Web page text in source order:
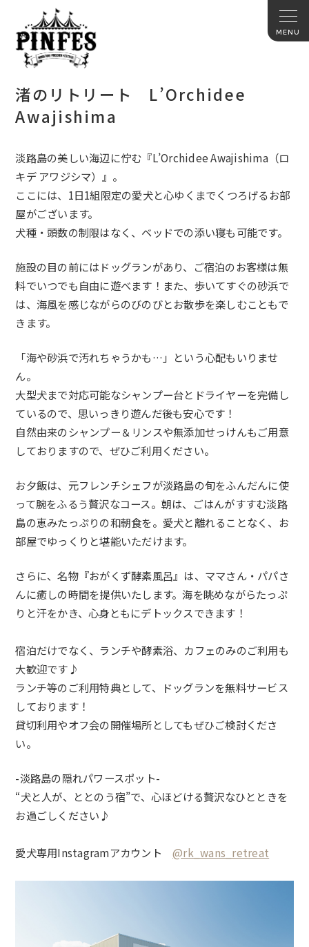
渚のリトリート L’Orchidee
Awajishima
淡路島の美しい海辺に佇む『L’Orchidee Awajishima（ロ
キデ アワジシマ）』。
ここには、1日1組限定の愛犬と心ゆくまでくつろげるお部
屋がございます。
犬種・頭数の制限はなく、ベッドでの添い寝も可能です。
施設の目の前にはドッグランがあり、ご宿泊のお客様は無
料でいつでも自由に遊べます！また、歩いてすぐの砂浜で
は、海風を感じながらのびのびとお散歩を楽しむこともで
きます。
「海や砂浜で汚れちゃうかも…」という心配もいりませ
ん。
大型犬まで対応可能なシャンプー台とドライヤーを完備し
ているので、思いっきり遊んだ後も安心です！
自然由来のシャンプー＆リンスや無添加せっけんもご用意
しておりますので、ぜひご利用ください。
お夕飯は、元フレンチシェフが淡路島の旬をふんだんに使
って腕をふるう贅沢なコース。朝は、ごはんがすすむ淡路
島の恵みたっぷりの和朝食を。愛犬と離れることなく、お
部屋でゆっくりと堪能いただけます。
さらに、名物『おがくず酵素風呂』は、ママさん・パパさ
んに癒しの時間を提供いたします。海を眺めながらたっぷ
りと汗をかき、心身ともにデトックスできます！
宿泊だけでなく、ランチや酵素浴、カフェのみのご利用も
大歓迎です♪
ランチ等のご利用特典として、ドッグランを無料サービス
しております！
貸切利用やオフ会の開催場所としてもぜひご検討くださ
い。
-淡路島の隠れパワースポット-
“犬と人が、ととのう宿”で、心ほどける贅沢なひとときを
お過ごしください♪
愛犬専用Instagramアカウント@rk_wans_retreat